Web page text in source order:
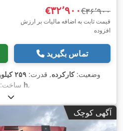
‎€۳۲٬۹۰۰ ‎€۳۶٬۹۰۰
قیمت ثابت به اضافه مالیات بر ارزش
افزوده
تماس بگیرید
وضعیت:کارکرده, قدرت: ۲۵۹ کیلووات (۳۵۲٫۱۴ اسب بخار)
ساخت: ۱۰٬۲۳۷ h,
آگهی کوچک